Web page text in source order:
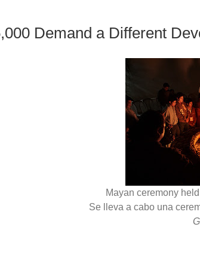
Demand a Different
Mayan ceremony
Se lleva a cabo una